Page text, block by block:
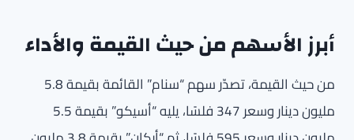
أبرز الأسهم من حيث القيمة والأداء
من حيث القيمة، تصدّر سهم “سنام” القائمة بقيمة 5.8
مليون دينار وسعر 347 فلسًا، يليه “أسيكو” بقيمة 5.5